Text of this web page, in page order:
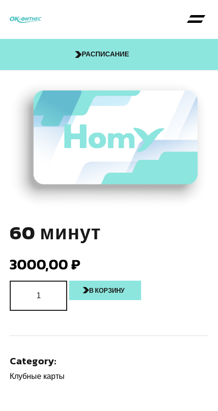
РАСПИСАНИЕ
60 минут
3000,00₽
В КОРЗИНУ
Category:
Клубные карты